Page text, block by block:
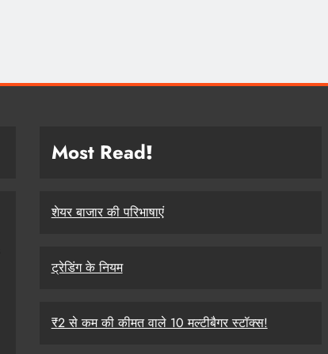
Most Read!
शेयर बाजार की परिभाषाएं
ट्रेडिंग के नियम
₹2 से कम की कीमत वाले 10 मल्टीबैगर स्टॉक्स!